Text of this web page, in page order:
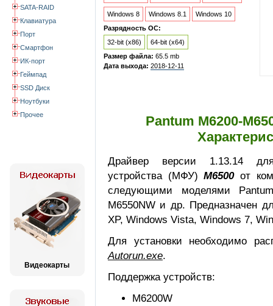
SATA-RAID
Клавиатура
Порт
Смартфон
ИК-порт
Геймпад
SSD Диск
Ноутбуки
Прочее
Видеокарты
Windows 8 Windows 8.1
Windows 10
Разрядность ОС:
32-bit (x86)
64-bit (x64)
Размер файла: 65.5 mb
Дата выхода: 2018-12-11
Pantum M6200-
Драйвер версии 1.13.14 для
устройства (МФУ)M6500 от
следующими моделями
M6550NW и др. Предназначен
XP, Windows Vista, Windows 7,
Для установки необходимо
Autorun.exe.
Поддержка устройств:
M6200W